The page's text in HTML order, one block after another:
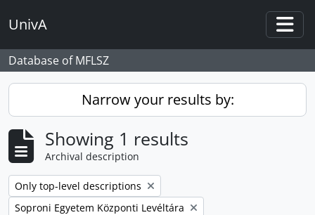
UnivA
Database of MFLSZ
Narrow your results by:
Showing 1 results
Archival description
Remove filter:
Only top-level descriptions
Remove filter:
Soproni Egyetem Központi Levéltára